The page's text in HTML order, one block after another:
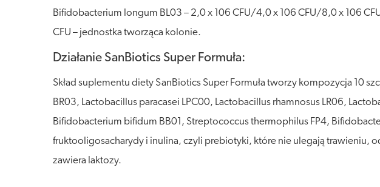
Bifidobacterium longum BL03 – 2,0 x 106 CFU/4,0 x 106 CFU/8,0 x
CFU – jednostka tworząca kolonie.
Działanie SanBiotics Super Formuła:
Skład suplementu diety SanBiotics Super Formuła tworzy kompozycja 10
BR03, Lactobacillus paracasei LPC00, Lactobacillus rhamnosus LR06,
Bifidobacterium bifidum BB01, Streptococcus thermophilus FP4,
fruktooligosacharydy i inulina, czyli prebiotyki, które nie ulegają trawieniu,
zawiera laktozy.